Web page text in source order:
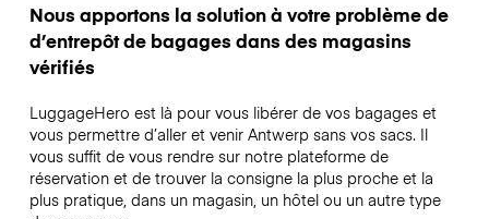
Nous apportons la solution à votre problème de
d’entrepôt de bagages dans des magasins
vérifiés
LuggageHero est là pour vous libérer de vos bagages et
vous permettre d’aller et venir Antwerp sans vos sacs. Il
vous suffit de vous rendre sur notre plateforme de
réservation et de trouver la consigne la plus proche et la
plus pratique, dans un magasin, un hôtel ou un autre type